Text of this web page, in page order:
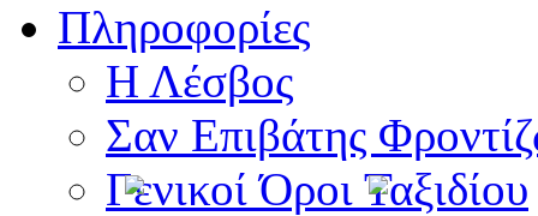
Πληροφορίες
Η Λέσβος
Σαν Επιβάτης
Γενικοί Όροι Ταξιδίου